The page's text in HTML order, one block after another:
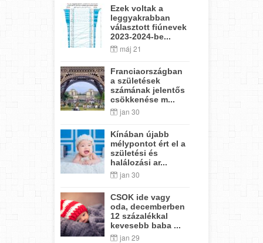
Ezek voltak a
leggyakrabban
választott fiúnevek
2023-2024-be...
máj 21
Franciaországban
a születések
számának jelentős
csökkenése m...
jan 30
Kínában újabb
mélypontot ért el a
születési és
halálozási ar...
jan 30
CSOK ide vagy
oda, decemberben
12 százalékkal
kevesebb baba ...
jan 29